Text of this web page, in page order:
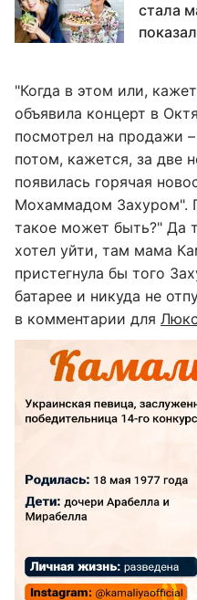
стала
"Когда в этом или,
объявила концерт в
посмотрел на продажи
потом, кажется, за две
появилась горячая
Мохаммадом Захуром".
такое может быть?" Да
хотел уйти, там мама
пристегнула бы того
батарее и никуда не
в комментарии для